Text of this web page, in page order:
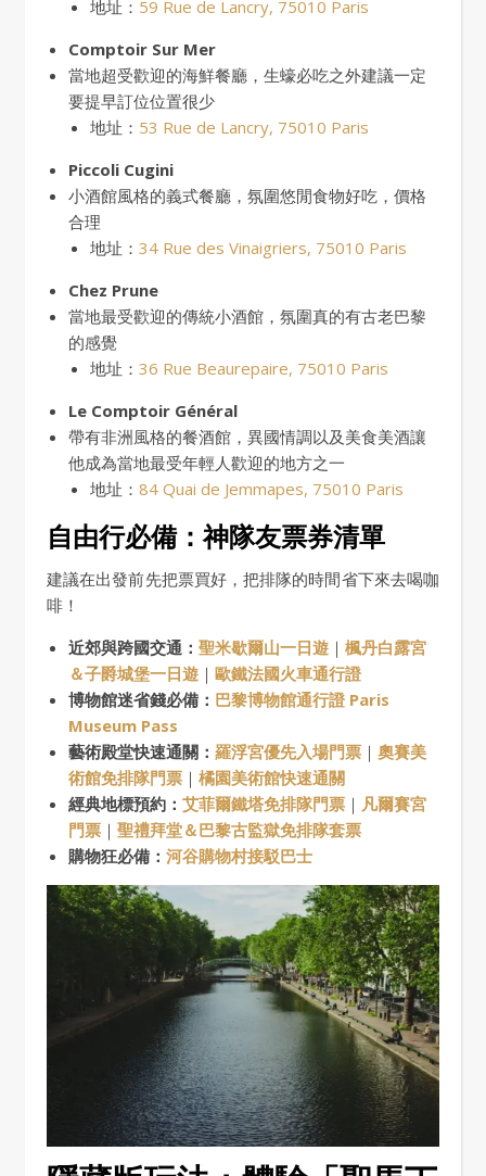
地址： 59 Rue de Lancry, 75010 Paris
Comptoir Sur Mer
當地超受歡迎的海鮮餐廳，生蠔必吃之外建議一定
要提早訂位位置很少
地址： 53 Rue de Lancry, 75010 Paris
Piccoli Cugini
小酒館風格的義式餐廳，氛圍悠閒食物好吃，價格
合理
地址： 34 Rue des Vinaigriers, 75010 Paris
Chez Prune
當地最受歡迎的傳統小酒館，氛圍真的有古老巴黎
的感覺
地址： 36 Rue Beaurepaire, 75010 Paris
Le Comptoir Général
帶有非洲風格的餐酒館，異國情調以及美食美酒讓
他成為當地最受年輕人歡迎的地方之一
地址： 84 Quai de Jemmapes, 75010 Paris
自由行必備：神隊友票券清單
建議在出發前先把票買好，把排隊的時間省下來去喝咖
啡！
近郊與跨國交通： 聖米歇爾山一日遊 ｜ 楓丹白露宮
＆子爵城堡一日遊 ｜ 歐鐵法國火車通行證
博物館迷省錢必備： 巴黎博物館通行證 Paris
Museum Pass
藝術殿堂快速通關： 羅浮宮優先入場門票 ｜ 奧賽美
術館免排隊門票 ｜ 橘園美術館快速通關
經典地標預約： 艾菲爾鐵塔免排隊門票 ｜ 凡爾賽宮
門票 ｜ 聖禮拜堂＆巴黎古監獄免排隊套票
購物狂必備： 河谷購物村接駁巴士